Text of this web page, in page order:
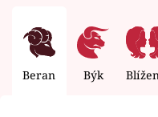
Beran Býk